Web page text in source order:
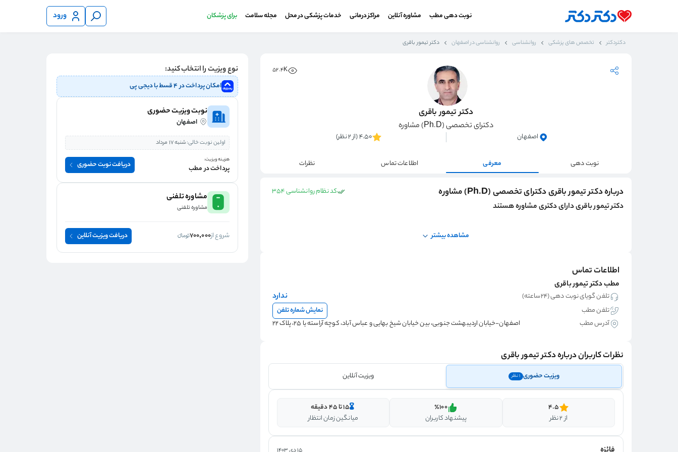
ورود نوبت دهی مطب مشاوره آنلاین مراکز درمانی خدمات پزشکی در محل مجله سلامت برای پزشکان
دکتردکتر تخصص های پزشکی روانشناسی روانشناسی در اصفهان دکتر تیمور باقری
52.4K
دکتر تیمور باقری
دکترای تخصصی (Ph.D) مشاوره
اصفهان 4.50 (از 2 نظر)
نوبت دهی معرفی اطلاعات تماس نظرات
نوع ویزیت را انتخاب کنید:
امکان پرداخت در ۴ قسط با دیجی پی
نوبت ویزیت حضوری
اصفهان
اولین نوبت خالی:شنبه 17 مرداد
هزینه ویزیت:
پرداخت در مطب دریافت نوبت حضوری
مشاوره تلفنی
مشاوره تلفنی
شروع از700,000 دریافت ویزیت آنلاین
درباره دکتر تیمور باقری دکترای تخصصی (Ph.D) مشاوره کد نظام روانشناسی 354
دکتر تیمور باقری دارای دکتری مشاوره هستند
مشاهده بیشتر
اطلاعات تماس
مطب دکتر تیمور باقری
تلفن گویای نوبت دهی (۲۴ساعته) ندارد
تلفن مطب
نمایش شماره تلفن
آدرس مطب
اصفهان-خیابان اردیبهشت جنوبی، بین خیابان شیخ بهایی و عباس آباد، کوچه آراسته یا 25، پلاک 22
نظرات کاربران درباره دکتر تیمور باقری
ویزیت حضوری 1 نظر ویزیت آنلاین
۱۵ تا ۴۵ دقیقه
میانگین زمان انتظار
٪100
پیشنهاد کاربران
4.5
از 2 نظر